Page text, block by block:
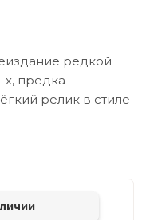
редкой
х, предка
релик в стиле